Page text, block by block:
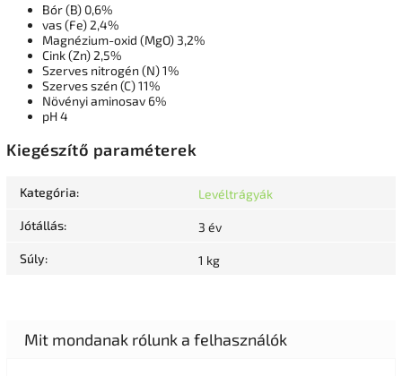
Bór (B) 0,6%
vas (Fe) 2,4%
Magnézium-oxid (MgO) 3,2%
Cink (Zn) 2,5%
Szerves nitrogén (N) 1%
Szerves szén (C) 11%
Növényi aminosav 6%
pH 4
Kiegészítő paraméterek
Kategória: Levéltrágyák
Jótállás: 3 év
Súly: 1 kg